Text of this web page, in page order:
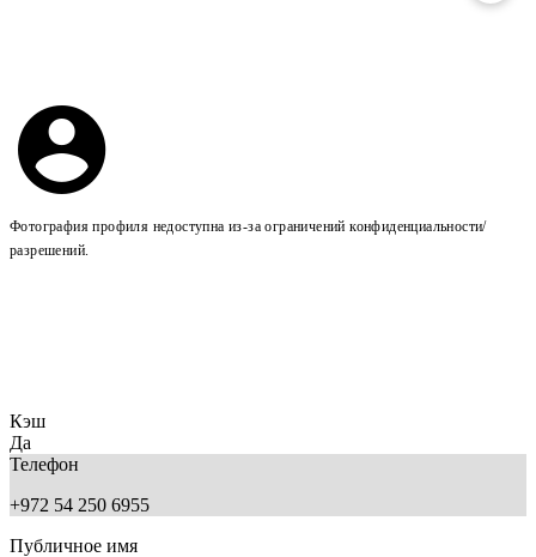
Фотография профиля недоступна из-за ограничений конфиденциальности/
разрешений.
Кэш
Да
Телефон
+972 54 250 6955
Публичное имя